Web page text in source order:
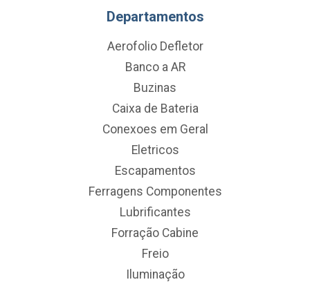
Departamentos
Aerofolio Defletor
Banco a AR
Buzinas
Caixa de Bateria
Conexoes em Geral
Eletricos
Escapamentos
Ferragens Componentes
Lubrificantes
Forração Cabine
Freio
Iluminação